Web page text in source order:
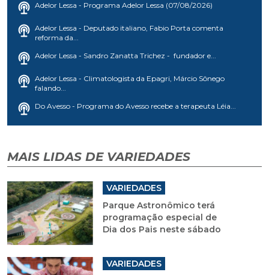
Adelor Lessa - Programa Adelor Lessa (07/08/2026)
Adelor Lessa - Deputado italiano, Fabio Porta comenta
reforma da...
Adelor Lessa - Sandro Zanatta Trichez - fundador e...
Adelor Lessa - Climatologista da Epagri, Márcio Sônego
falando...
Do Avesso - Programa do Avesso recebe a terapeuta Léia...
MAIS LIDAS DE VARIEDADES
VARIEDADES
Parque Astronômico terá
programação especial de
Dia dos Pais neste sábado
VARIEDADES